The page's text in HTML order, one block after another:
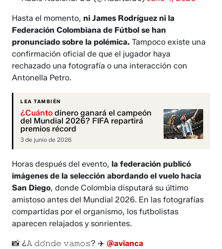
Hasta el momento,ni James Rodríguez ni la
Federación Colombiana de Fútbol se han
pronunciado sobre la polémica. Tampoco existe una
confirmación oficial de que el jugador haya
rechazado una fotografía o una interacción con
Antonella Petro.
LEA TAMBIÉN
¿Cuánto dinero ganará el campeón
del Mundial 2026? FIFA repartirá
premios récord
3 de junio de 2026
Horas después del evento, la federación publicó
imágenes de la selección abordando el vuelo hacia
San Diego, donde Colombia disputará su último
amistoso antes del Mundial 2026. En las fotografías
compartidas por el organismo, los futbolistas
aparecen relajados y sonrientes.
📸 ¿𝙰 𝚍𝚘́𝚗𝚍𝚎 𝚟𝚊𝚖𝚘𝚜? ✈️@avianca